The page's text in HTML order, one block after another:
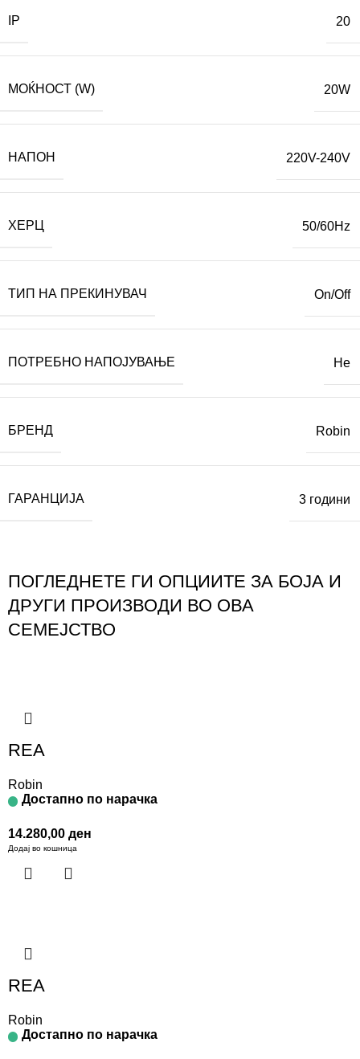
IP 20
МОЌНОСТ (W) 20W
НАПОН 220V-240V
ХЕРЦ 50/60Hz
ТИП НА ПРЕКИНУВАЧ On/Off
ПОТРЕБНО НАПОЈУВАЊЕ Не
БРЕНД Robin
ГАРАНЦИЈА 3 години
ПОГЛЕДНЕТЕ ГИ ОПЦИИТЕ ЗА БОЈА И
ДРУГИ ПРОИЗВОДИ ВО ОВА
СЕМЕЈСТВО
REA
Robin
Достапно по нарачка
14.280,00 ден
Додај во кошница
REA
Robin
Достапно по нарачка